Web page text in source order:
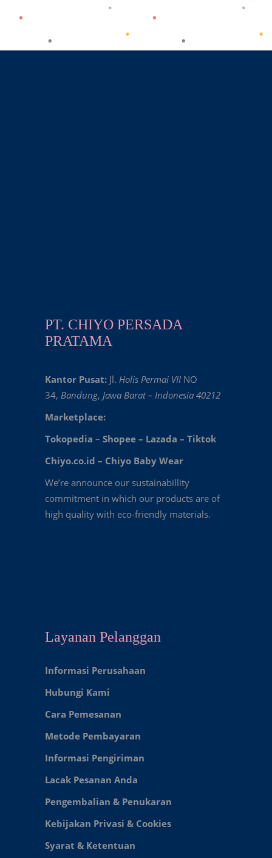
PT. CHIYO PERSADA
PRATAMA
Kantor Pusat: Jl. Holis Permai VII NO
34, Bandung, Jawa Barat – Indonesia 40212
Marketplace:
Tokopedia – Shopee – Lazada – Tiktok
Chiyo.co.id – Chiyo Baby Wear
We’re announce our sustainabillity
commitment in which our products are of
high quality with eco-friendly materials.
Layanan Pelanggan
Informasi Perusahaan
Hubungi Kami
Cara Pemesanan
Metode Pembayaran
Informasi Pengiriman
Lacak Pesanan Anda
Pengembalian & Penukaran
Kebijakan Privasi & Cookies
Syarat & Ketentuan